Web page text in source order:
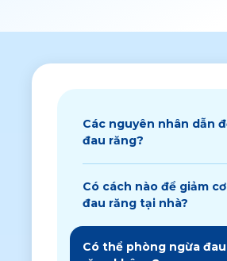
Các nguyên nhân dẫn
đau răng?
Có cách nào để giảm
đau răng tại nhà?
Có thể phòng ngừa đau